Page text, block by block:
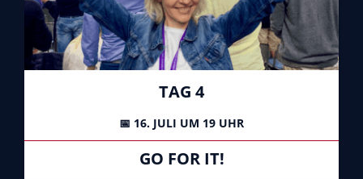
TAG 4
📅 16. JULI UM 19 UHR
GO FOR IT!